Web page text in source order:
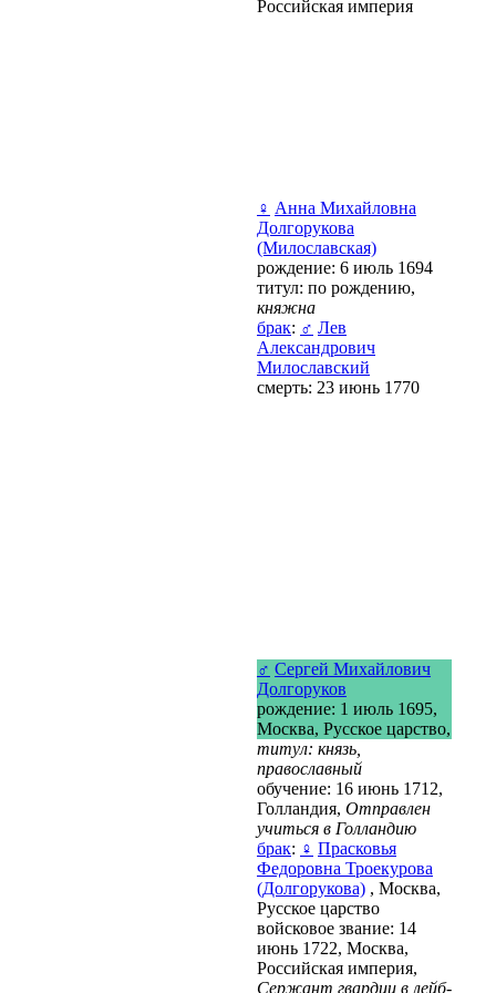
Российская империя
♀ Анна Михайловна
Долгорукова
(Милославская)
рождение: 6 июль 1694
титул: по рождению,
княжна
брак: ♂ Лев
Александрович
Милославский
смерть: 23 июнь 1770
♂ Сергей Михайлович
Долгоруков
рождение: 1 июль 1695,
Москва, Русское царство,
титул: князь,
православный
обучение: 16 июнь 1712,
Голландия, Отправлен
учиться в Голландию
брак: ♀ Прасковья
Федоровна Троекурова
(Долгорукова) , Москва,
Русское царство
войсковое звание: 14
июнь 1722, Москва,
Российская империя,
Сержант гвардии в лейб-